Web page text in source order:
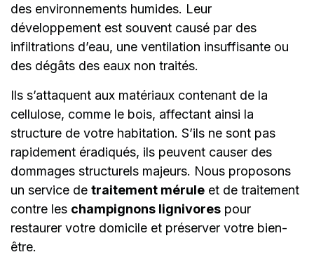
des environnements humides. Leur
développement est souvent causé par des
infiltrations d’eau, une ventilation insuffisante ou
des dégâts des eaux non traités.
Ils s’attaquent aux matériaux contenant de la
cellulose, comme le bois, affectant ainsi la
structure de votre habitation. S’ils ne sont pas
rapidement éradiqués, ils peuvent causer des
dommages structurels majeurs. Nous proposons
un service de traitement mérule et de traitement
contre les champignons lignivores pour
restaurer votre domicile et préserver votre bien-
être.